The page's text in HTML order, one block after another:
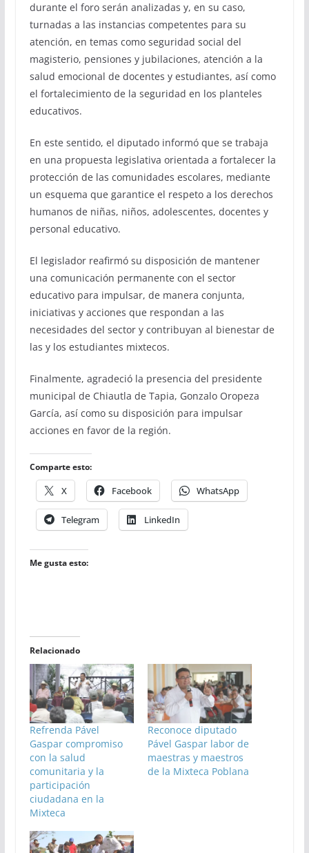
durante el foro serán analizadas y, en su caso,
turnadas a las instancias competentes para su
atención, en temas como seguridad social del
magisterio, pensiones y jubilaciones, atención a la
salud emocional de docentes y estudiantes, así como
el fortalecimiento de la seguridad en los planteles
educativos.
En este sentido, el diputado informó que se trabaja
en una propuesta legislativa orientada a fortalecer la
protección de las comunidades escolares, mediante
un esquema que garantice el respeto a los derechos
humanos de niñas, niños, adolescentes, docentes y
personal educativo.
El legislador reafirmó su disposición de mantener
una comunicación permanente con el sector
educativo para impulsar, de manera conjunta,
iniciativas y acciones que respondan a las
necesidades del sector y contribuyan al bienestar de
las y los estudiantes mixtecos.
Finalmente, agradeció la presencia del presidente
municipal de Chiautla de Tapia, Gonzalo Oropeza
García, así como su disposición para impulsar
acciones en favor de la región.
Comparte esto:
X Facebook WhatsApp
Telegram LinkedIn
Me gusta esto:
Relacionado
Refrenda Pável
Gaspar compromiso
con la salud
comunitaria y la
participación
ciudadana en la
Mixteca
Reconoce diputado
Pável Gaspar labor de
maestras y maestros
de la Mixteca Poblana